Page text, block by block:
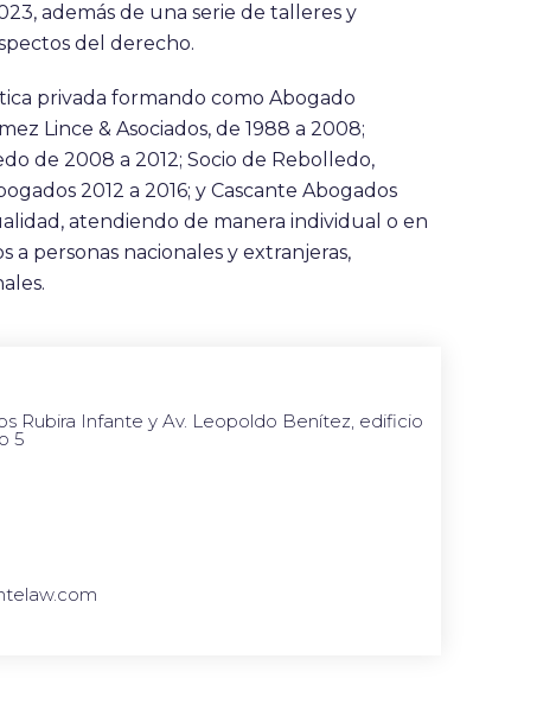
además de una serie de talleres y
del derecho.
privada formando como Abogado
Lince & Asociados, de 1988 a 2008;
de 2008 a 2012; Socio de Rebolledo,
2012 a 2016; y Cascante Abogados
atendiendo de manera individual o en
a personas nacionales y extranjeras,
Rubira Infante y Av. Leopoldo Benítez, edificio
5